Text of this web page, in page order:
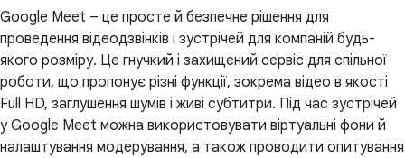
Google Meet – це просте й безпечне рішення для
проведення відеодзвінків і зустрічей для компаній будь-
якого розміру. Це гнучкий і захищений сервіс для спільної
роботи, що пропонує різні функції, зокрема відео в якості
Full HD, заглушення шумів і живі субтитри. Під час зустрічей
у Google Meet можна використовувати віртуальні фони й
налаштування модерування, а також проводити опитування